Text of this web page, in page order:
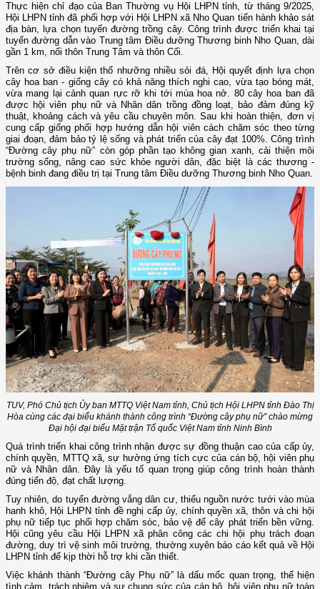
Thực hiện chỉ đạo của Ban Thường vụ Hội LHPN tỉnh, từ tháng 9/2025,
Hội LHPN tỉnh đã phối hợp với Hội LHPN xã Nho Quan tiến hành khảo sát
địa bàn, lựa chọn tuyến đường trồng cây. Công trình được triển khai tại
tuyến đường dẫn vào Trung tâm Điều dưỡng Thương binh Nho Quan, dài
gần 1 km, nối thôn Trung Tâm và thôn Cối.
Trên cơ sở điều kiện thổ nhưỡng nhiều sỏi đá, Hội quyết định lựa chọn
cây hoa ban - giống cây có khả năng thích nghi cao, vừa tạo bóng mát,
vừa mang lại cảnh quan rực rỡ khi tới mùa hoa nở. 80 cây hoa ban đã
được hội viên phụ nữ và Nhân dân trồng đồng loạt, bảo đảm đúng kỹ
thuật, khoảng cách và yêu cầu chuyên môn. Sau khi hoàn thiện, đơn vị
cung cấp giống phối hợp hướng dẫn hội viên cách chăm sóc theo từng
giai đoạn, đảm bảo tỷ lệ sống và phát triển của cây đạt 100%. Công trình
“Đường cây phụ nữ” còn góp phần tạo không gian xanh, cải thiện môi
trường sống, nâng cao sức khỏe người dân, đặc biệt là các thương -
bệnh binh đang điều trị tại Trung tâm Điều dưỡng Thương binh Nho Quan.
TUV, Phó Chủ tịch Ủy ban MTTQ Việt Nam tỉnh, Chủ tịch Hội LHPN tỉnh Đào Thị
Hòa cùng các đại biểu khánh thành công trình “Đường cây phụ nữ” chào mừng
Đại hội đại biểu Mặt trận Tổ quốc Việt Nam tỉnh Ninh Bình
Quá trình triển khai công trình nhận được sự đồng thuận cao của cấp ủy,
chính quyền, MTTQ xã, sự hưởng ứng tích cực của cán bộ, hội viên phụ
nữ và Nhân dân. Đây là yếu tố quan trọng giúp công trình hoàn thành
đúng tiến độ, đạt chất lượng.
Tuy nhiên, do tuyến đường vắng dân cư, thiếu nguồn nước tưới vào mùa
hanh khô, Hội LHPN tỉnh đề nghị cấp ủy, chính quyền xã, thôn và chi hội
phụ nữ tiếp tục phối hợp chăm sóc, bảo vệ để cây phát triển bền vững.
Hội cũng yêu cầu Hội LHPN xã phân công các chi hội phụ trách đoạn
đường, duy trì vệ sinh môi trường, thường xuyên báo cáo kết quả về Hội
LHPN tỉnh để kịp thời hỗ trợ khi cần thiết.
Việc khánh thành “Đường cây Phụ nữ” là dấu mốc quan trọng, thể hiện
tình cảm, trách nhiệm và sự chung sức của cán bộ, hội viên phụ nữ toàn